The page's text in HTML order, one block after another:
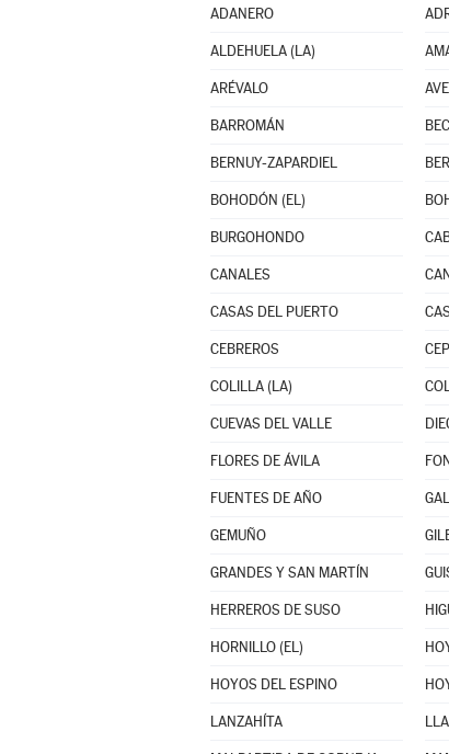
ADANERO
ALDEHUELA (LA)
ARÉVALO
BARROMÁN
BERNUY-ZAPARDIEL
BOHODÓN (EL)
BURGOHONDO
CANALES
CASAS DEL PUERTO
CEBREROS
COLILLA (LA)
CUEVAS DEL VALLE
FLORES DE ÁVILA
FUENTES DE AÑO
GEMUÑO
GRANDES Y SAN MARTÍN
HERREROS DE SUSO
HORNILLO (EL)
HOYOS DEL ESPINO
LANZAHÍTA